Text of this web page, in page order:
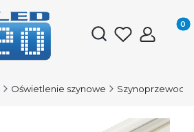
Otwórz
Oświetlenie szynowe Szynoprzewody